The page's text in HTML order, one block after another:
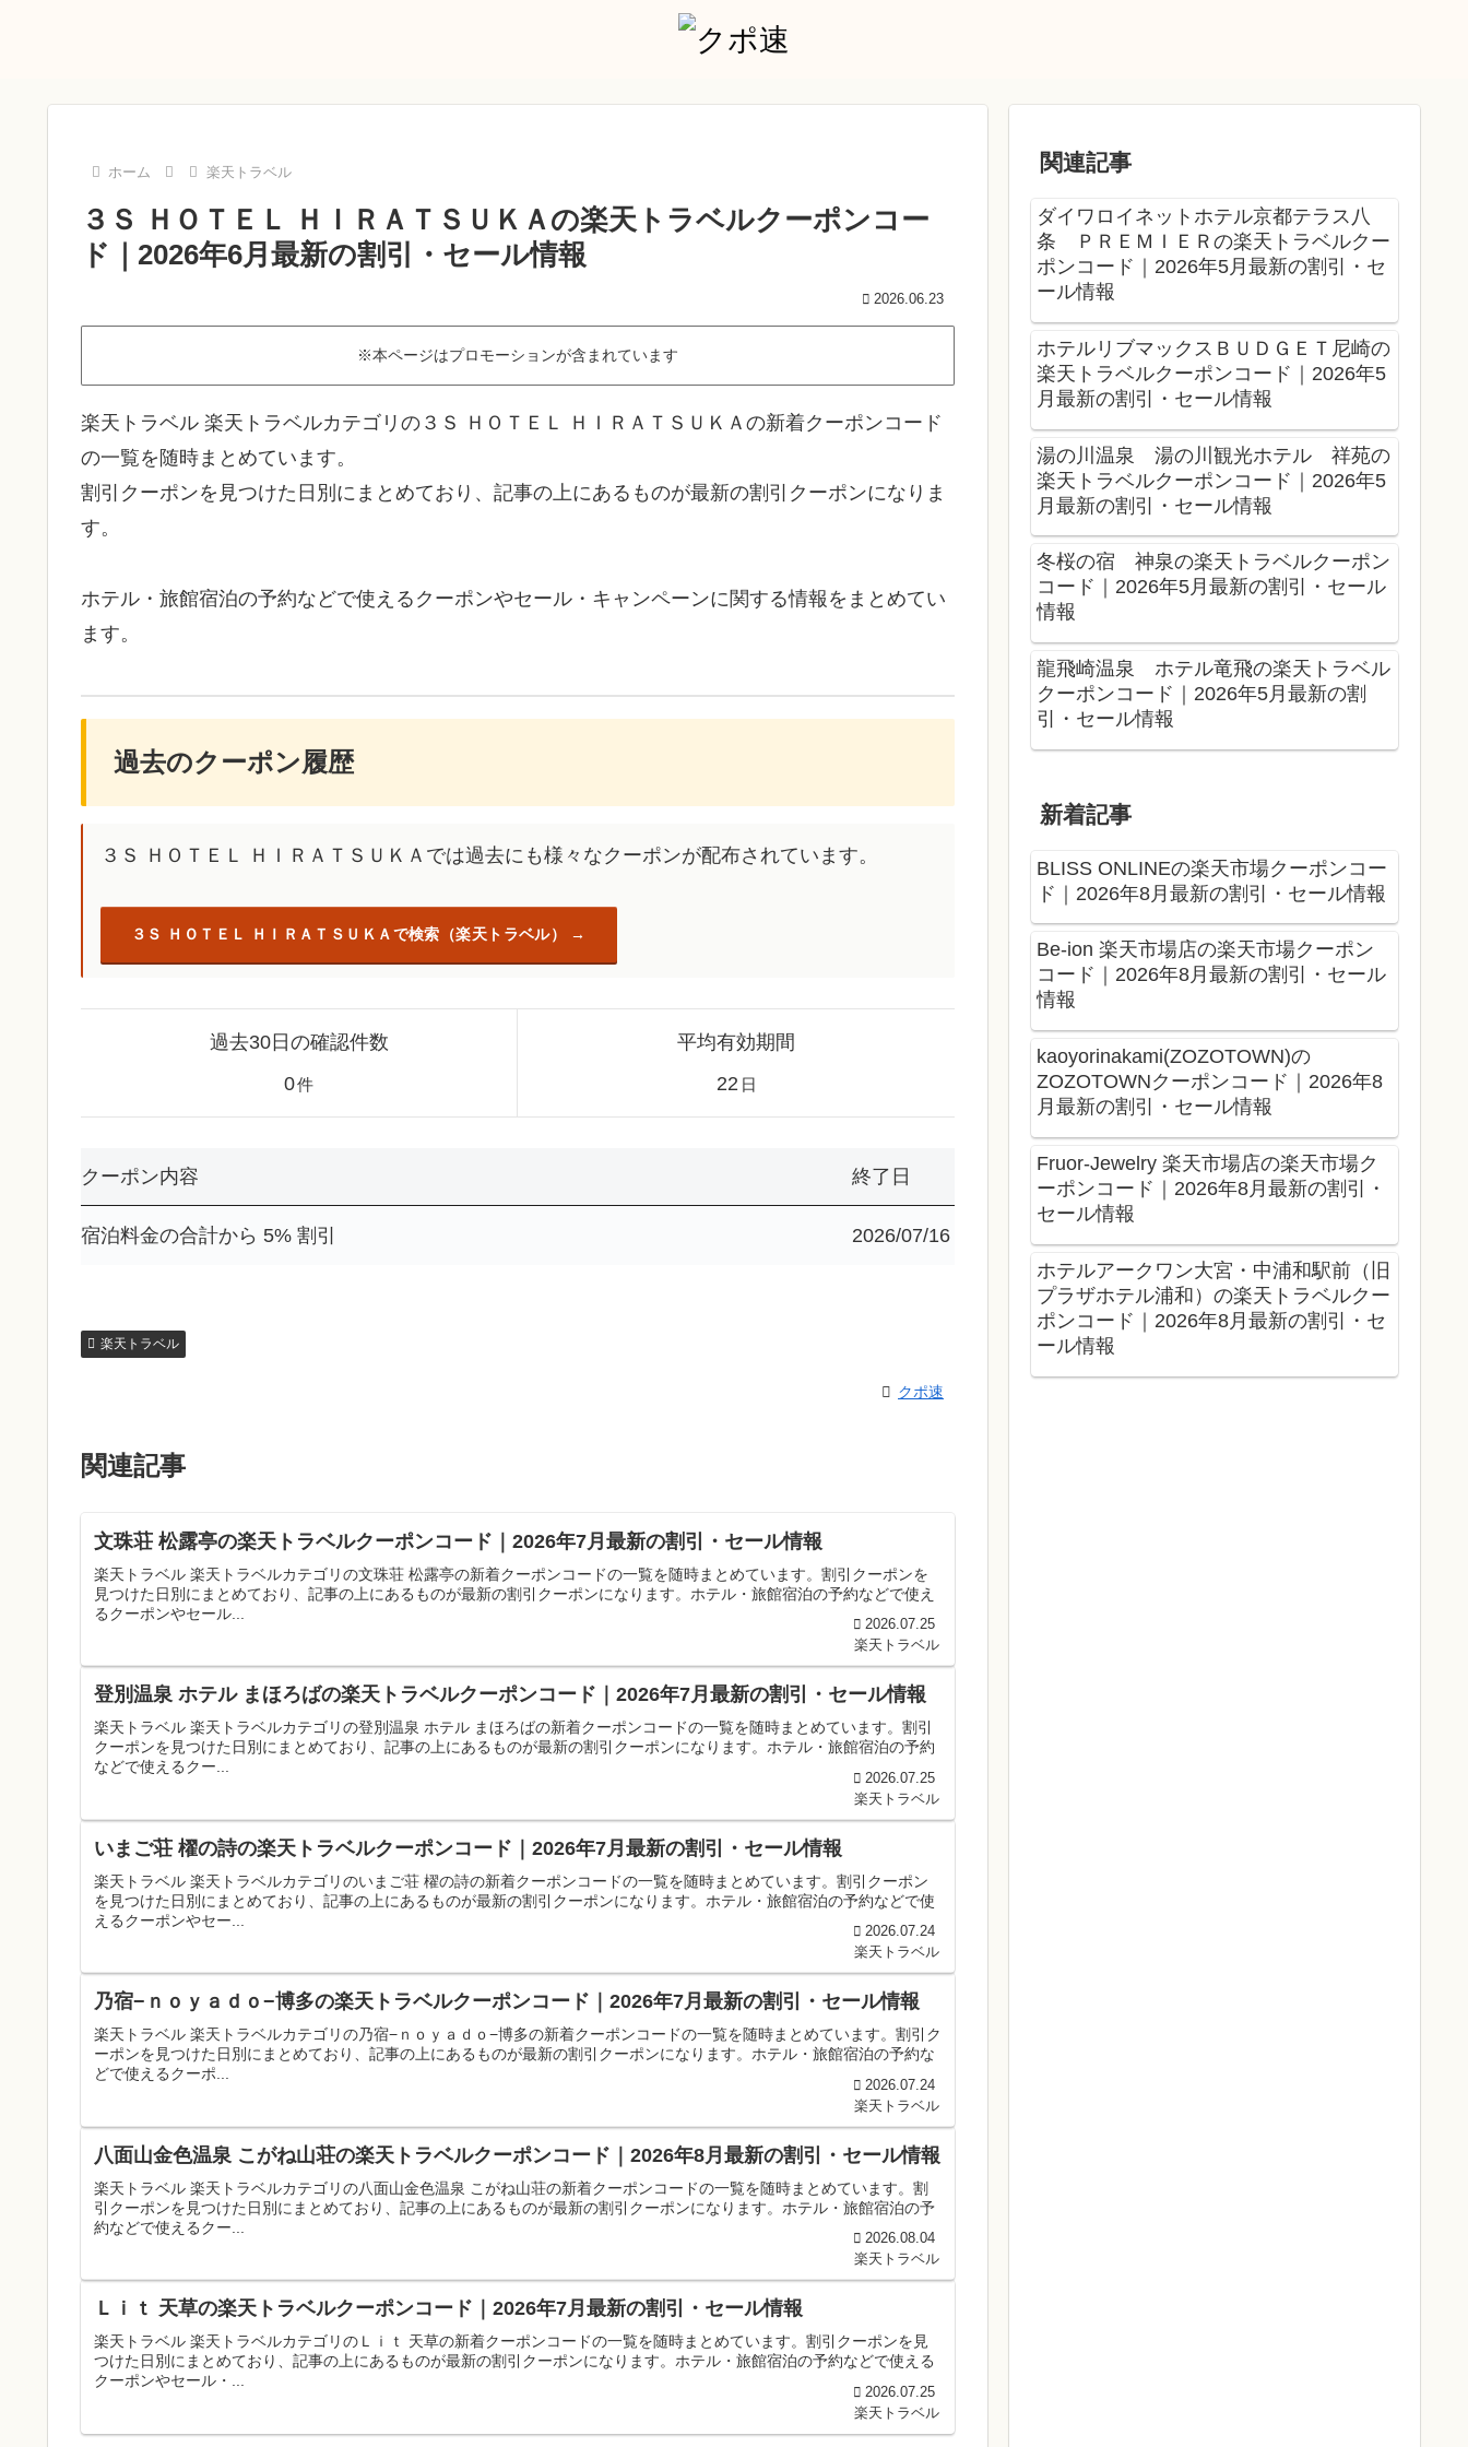
ホーム 楽天トラベル
３Ｓ ＨＯＴＥＬ ＨＩＲＡＴＳＵＫＡの楽天トラベルクーポンコー
ド｜2026年6月最新の割引・セール情報
2026.06.23
※本ページはプロモーションが含まれています
楽天トラベル 楽天トラベルカテゴリの３Ｓ ＨＯＴＥＬ ＨＩＲＡＴＳＵＫＡの新着クーポンコード
の一覧を随時まとめています。
割引クーポンを見つけた日別にまとめており、記事の上にあるものが最新の割引クーポンになりま
す。
ホテル・旅館宿泊の予約などで使えるクーポンやセール・キャンペーンに関する情報をまとめてい
ます。
過去のクーポン履歴
３Ｓ ＨＯＴＥＬ ＨＩＲＡＴＳＵＫＡでは過去にも様々なクーポンが配布されています。
３Ｓ ＨＯＴＥＬ ＨＩＲＡＴＳＵＫＡで検索（楽天トラベル）
過去30日の確認件数
0件
平均有効期間
22 日
クーポン内容 終了日
宿泊料金の合計から 5% 割引 2026/07/16
楽天トラベル
クポ速
関連記事
文珠荘 松露亭の楽天トラベルクーポンコード｜2026年7月最新の割引・セール情報
楽天トラベル 楽天トラベルカテゴリの文珠荘 松露亭の新着クーポンコードの一覧を随時まとめています。割引クーポンを
見つけた日別にまとめており、記事の上にあるものが最新の割引クーポンになります。ホテル・旅館宿泊の予約などで使え
るクーポンやセール...
2026.07.25
楽天トラベル
登別温泉 ホテル まほろばの楽天トラベルクーポンコード｜2026年7月最新の割引・セール情報
楽天トラベル 楽天トラベルカテゴリの登別温泉 ホテル まほろばの新着クーポンコードの一覧を随時まとめています。割引
クーポンを見つけた日別にまとめており、記事の上にあるものが最新の割引クーポンになります。ホテル・旅館宿泊の予約
などで使えるクー...
2026.07.25
楽天トラベル
いまご荘 櫂の詩の楽天トラベルクーポンコード｜2026年7月最新の割引・セール情報
楽天トラベル 楽天トラベルカテゴリのいまご荘 櫂の詩の新着クーポンコードの一覧を随時まとめています。割引クーポン
を見つけた日別にまとめており、記事の上にあるものが最新の割引クーポンになります。ホテル・旅館宿泊の予約などで使
えるクーポンやセー...
2026.07.24
楽天トラベル
乃宿−ｎｏｙａｄｏ−博多の楽天トラベルクーポンコード｜2026年7月最新の割引・セール情報
楽天トラベル 楽天トラベルカテゴリの乃宿−ｎｏｙａｄｏ−博多の新着クーポンコードの一覧を随時まとめています。割引ク
ーポンを見つけた日別にまとめており、記事の上にあるものが最新の割引クーポンになります。ホテル・旅館宿泊の予約な
どで使えるクーポ...
2026.07.24
楽天トラベル
八面山金色温泉 こがね山荘の楽天トラベルクーポンコード｜2026年8月最新の割引・セール情報
楽天トラベル 楽天トラベルカテゴリの八面山金色温泉 こがね山荘の新着クーポンコードの一覧を随時まとめています。割
引クーポンを見つけた日別にまとめており、記事の上にあるものが最新の割引クーポンになります。ホテル・旅館宿泊の予
約などで使えるクー...
2026.08.04
楽天トラベル
Ｌｉｔ 天草の楽天トラベルクーポンコード｜2026年7月最新の割引・セール情報
楽天トラベル 楽天トラベルカテゴリのＬｉｔ 天草の新着クーポンコードの一覧を随時まとめています。割引クーポンを見
つけた日別にまとめており、記事の上にあるものが最新の割引クーポンになります。ホテル・旅館宿泊の予約などで使える
クーポンやセール・...
2026.07.25
楽天トラベル
関連記事
ダイワロイネットホテル京都テラス八
条 ＰＲＥＭＩＥＲの楽天トラベルクー
ポンコード｜2026年5月最新の割引・セ
ール情報
ホテルリブマックスＢＵＤＧＥＴ尼崎の
楽天トラベルクーポンコード｜2026年5
月最新の割引・セール情報
湯の川温泉 湯の川観光ホテル 祥苑の
楽天トラベルクーポンコード｜2026年5
月最新の割引・セール情報
冬桜の宿 神泉の楽天トラベルクーポン
コード｜2026年5月最新の割引・セール
情報
龍飛崎温泉 ホテル竜飛の楽天トラベル
クーポンコード｜2026年5月最新の割
引・セール情報
新着記事
BLISS ONLINEの楽天市場クーポンコー
ド｜2026年8月最新の割引・セール情報
Be-ion 楽天市場店の楽天市場クーポン
コード｜2026年8月最新の割引・セール
情報
kaoyorinakami(ZOZOTOWN)の
ZOZOTOWNクーポンコード｜2026年8
月最新の割引・セール情報
Fruor-Jewelry 楽天市場店の楽天市場ク
ーポンコード｜2026年8月最新の割引・
セール情報
ホテルアークワン大宮・中浦和駅前（旧
プラザホテル浦和）の楽天トラベルクー
ポンコード｜2026年8月最新の割引・セ
ール情報